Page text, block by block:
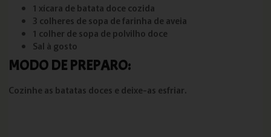
1 xícara de batata doce cozida
3 colheres de sopa de farinha de aveia
1 colher de sopa de polvilho doce
Sal à gosto
MODO DE PREPARO:
Cozinhe as batatas doces e deixe-as esfriar.